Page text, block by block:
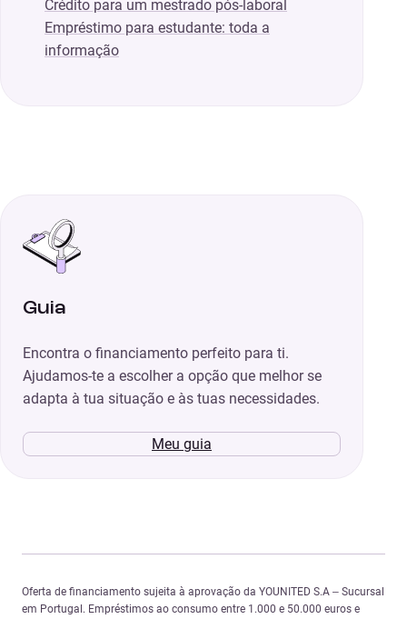
Crédito para um mestrado pós-laboral
Empréstimo para estudante: toda a
informação
Guia
Encontra o financiamento perfeito para ti.
Ajudamos-te a escolher a opção que melhor se
adapta à tua situação e às tuas necessidades.
Meu guia
Oferta de financiamento sujeita à aprovação da YOUNITED S.A – Sucursal
em Portugal. Empréstimos ao consumo entre 1.000 e 50.000 euros e